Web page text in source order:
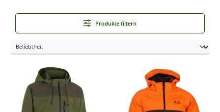
schlichten, jagdlichen Farben, die sich für den
Outdoor-Aktivitäteneignen.
Die Bekleidung ist in den
erhältlich und eignet sich somit für
Kinder im Alter von6-15 Jahren.
Produkte filtern